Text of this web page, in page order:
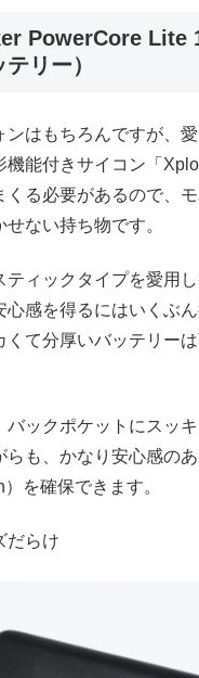
PowerCore Lite
リー）
ンはもちろんですが、
機能付きサイコン「
くる必要があるので、
ない持ち物です。
ティックタイプを愛用
心感を得るにはいくぶ
くて分厚いバッテリー
バックポケットにスッ
らも、かなり安心感の
）を確保できます。
だらけ